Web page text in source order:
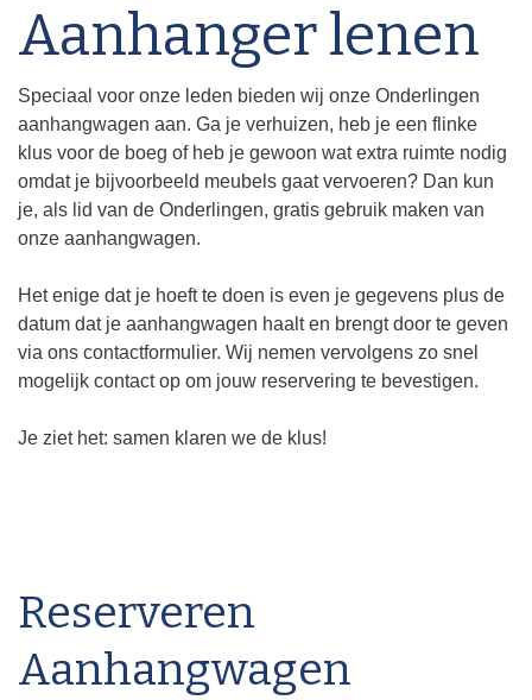
Aanhanger lenen
Speciaal voor onze leden bieden wij onze Onderlingen
aanhangwagen aan. Ga je verhuizen, heb je een flinke
klus voor de boeg of heb je gewoon wat extra ruimte nodig
omdat je bijvoorbeeld meubels gaat vervoeren? Dan kun
je, als lid van de Onderlingen, gratis gebruik maken van
onze aanhangwagen.
Het enige dat je hoeft te doen is even je gegevens plus de
datum dat je aanhangwagen haalt en brengt door te geven
via ons contactformulier. Wij nemen vervolgens zo snel
mogelijk contact op om jouw reservering te bevestigen.
Je ziet het: samen klaren we de klus!
Reserveren
Aanhangwagen